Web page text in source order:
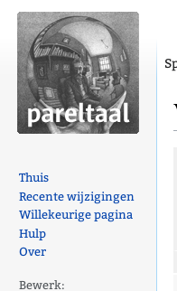
Thuis
Recente wijzigingen
Willekeurige pagina
Hulp
Over
Bewerk: